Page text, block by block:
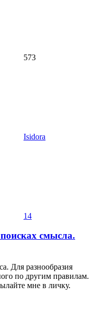
573
Isidora
14
смысла.
Для разнообразия
по другим правилам.
мне в личку.